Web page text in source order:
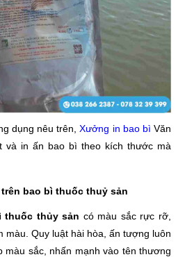
dụng nêu trên,Xưởng in bao bì Văn
và in ấn bao bì theo kích thước mà
bao bì thuốc thuỷ sản
thuốc thủy sản có màu sắc rực rỡ,
màu. Quy luật hài hòa, ấn tượng luôn
sắc, nhấn mạnh vào tên thương